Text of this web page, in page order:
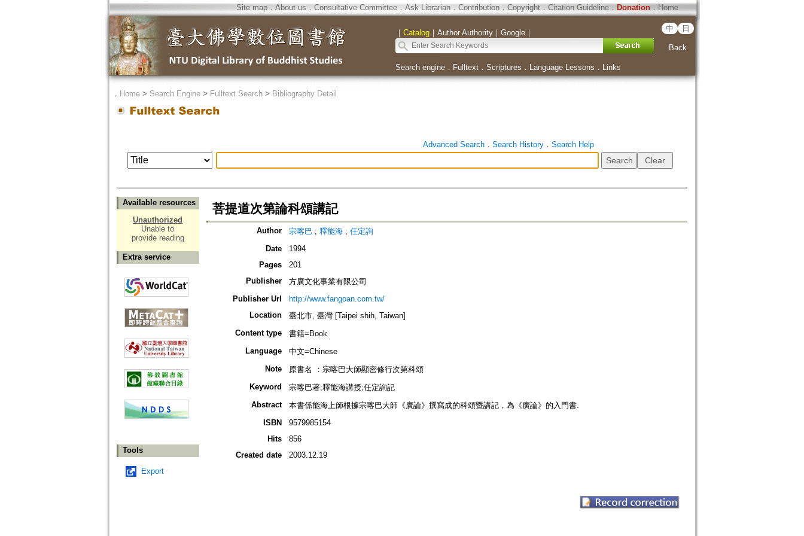
Site map．About us ． Consultative Committee． Ask Librarian． Contribution．Copyright．Citation Guideline． Donation．Home
｜ Catalog｜ Author Authority｜ Google｜ 中 日
Back
Search engine． Fulltext． Scriptures ． Language Lessons ． Links
． Home> Search Engine> Fulltext Search> Bibliography Detail
Advanced Search． Search History． Search Help
Available resources
Unauthorized
Unable to
provide reading
Extra service
Tools
Export
菩提道次第論科頌講記
Author 宗喀巴 ; 釋能海 ; 任定詢
Date
1994
Pages
201
Publisher
方廣文化事業有限公司
Publisher Url
http://www.fangoan.com.tw/
Location
臺北市, 臺灣 [Taipei shih, Taiwan]
Content type
書籍=Book
Language
中文=Chinese
Note
原書名 ：宗喀巴大師顯密修行次第科頌
Keyword
宗喀巴著;釋能海講授;任定詢記
Abstract
本書係能海上師根據宗喀巴大師《廣論》撰寫成的科頌暨講記，為《廣論》的入門書.
ISBN
9579985154
Hits
856
Created date
2003.12.19